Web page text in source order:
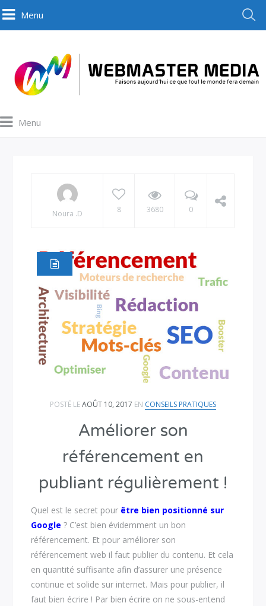
Menu
Menu
Noura .D 8 3680 0
POSTÉ LEAOÛT 10, 2017 EN CONSEILS PRATIQUES
Améliorer son
référencement en
publiant régulièrement !
Quel est le secret pour être bien positionné sur
Google ? C’est bien évidemment un bon
référencement. Et pour améliorer son
référencement web il faut publier du contenu. Et cela
en quantité suffisante afin d’assurer une présence
continue et solide sur internet. Mais pour publier, il
faut bien écrire ! Par bien écrire on ne sous-entend